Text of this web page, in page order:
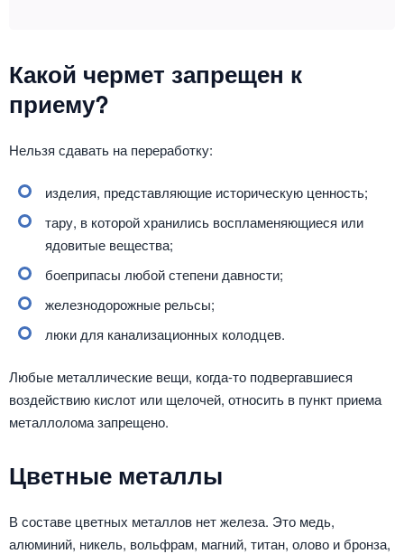
Какой чермет запрещен к
приему?
Нельзя сдавать на переработку:
изделия, представляющие историческую ценность;
тару, в которой хранились воспламеняющиеся или
ядовитые вещества;
боеприпасы любой степени давности;
железнодорожные рельсы;
люки для канализационных колодцев.
Любые металлические вещи, когда-то подвергавшиеся
воздействию кислот или щелочей, относить в пункт приема
металлолома запрещено.
Цветные металлы
В составе цветных металлов нет железа. Это медь,
алюминий, никель, вольфрам, магний, титан, олово и бронза,